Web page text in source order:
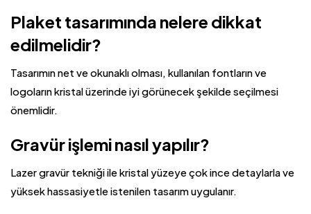
Plaket tasarımında nelere dikkat
edilmelidir?
Tasarımın net ve okunaklı olması, kullanılan fontların ve
logoların kristal üzerinde iyi görünecek şekilde seçilmesi
önemlidir.
Gravür işlemi nasıl yapılır?
Lazer gravür tekniği ile kristal yüzeye çok ince detaylarla ve
yüksek hassasiyetle istenilen tasarım uygulanır.